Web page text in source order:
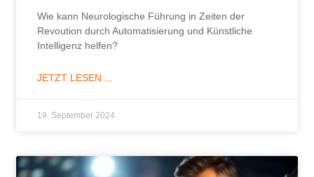
Wie kann Neurologische Führung in Zeiten der
Revoution durch Automatisierung und Künstliche
Intelligenz helfen?
JETZT LESEN ...
19. September 2024